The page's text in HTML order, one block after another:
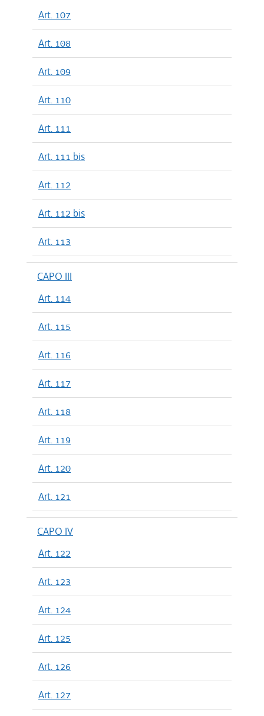
Art. 107
Art. 108
Art. 109
Art. 110
Art. 111
Art. 111 bis
Art. 112
Art. 112 bis
Art. 113
CAPO III
Art. 114
Art. 115
Art. 116
Art. 117
Art. 118
Art. 119
Art. 120
Art. 121
CAPO IV
Art. 122
Art. 123
Art. 124
Art. 125
Art. 126
Art. 127